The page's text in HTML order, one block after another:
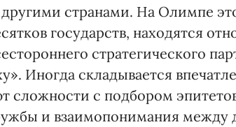
другими странами. На Олимпе
государств, находятся
стратегического
Иногда складывается
сложности с подбором
и взаимопонимания между